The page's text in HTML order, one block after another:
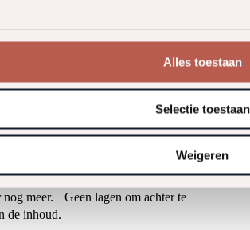
Alles toestaan
Selectie toestaan
Weigeren
CN Amsterdam
nog meer. Geen lagen om achter te
de inhoud.